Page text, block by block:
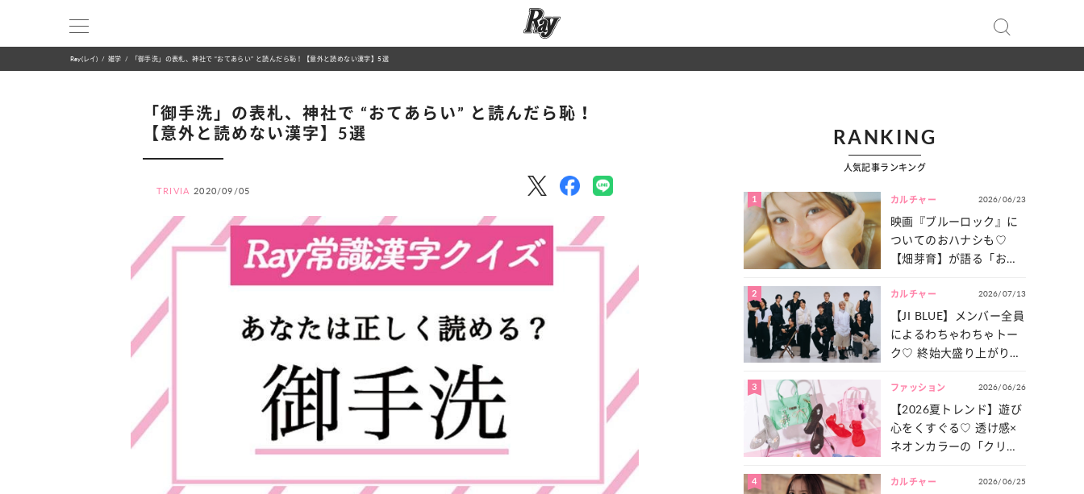
Ray(レイ) 雑学 「御手洗」の表札、神社で “おてあらい” と読んだら恥！【意外と読めない漢字】5選
「御手洗」の表札、神社で “おてあらい” と読んだら恥！
【意外と読めない漢字】5選
TRIVIA 2020/09/05
RANKING
人気記事ランキング
1 カルチャー 2026/06/23
映画『ブルーロック』に
ついてのおハナシも♡
【畑芽育】が語る「お仕
は？
2 カルチャー 2026/07/13
【JI BLUE】メンバー全員
によるわちゃわちゃトー
ク♡ 終始大盛り上がりだ
一気見せ！
3 ファッション 2026/06/26
【2026夏トレンド】遊び
心をくすぐる♡ 透け感×
ネオンカラーの「クリア
4 カルチャー 2026/06/25